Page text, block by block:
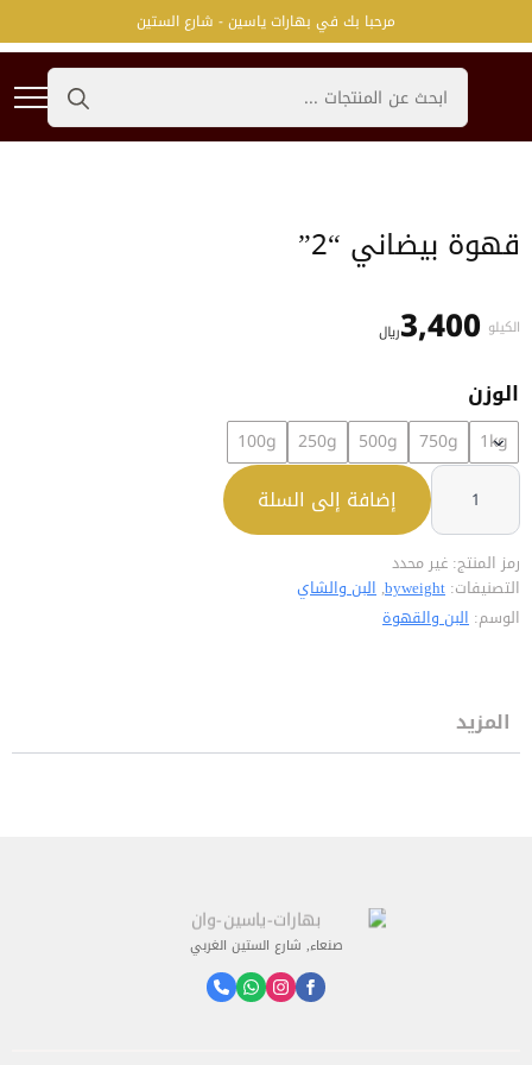
مرحبا بك في بهارات ياسين - شارع الستين
Search
for:
قهوة بيضاني “2”
الكيلو 3,400﷼
الوزن
1kg
750g
500g
250g
100g
كمية
بيضاني إضافة إلى السلة
رمز المنتج: غير محدد
التصنيفات: byweight
, البن والشاي
الوسم: البن والقهوة
المزيد
صنعاء, شارع الستين الغربي